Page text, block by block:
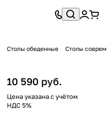
Столы обеденные Столы
10 590 руб.
Цена указана с учётом
НДС 5%